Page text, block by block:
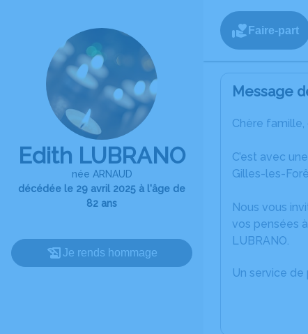
Edith LUBRANO
née ARNAUD
décédée le 29 avril 2025 à l'âge de
82 ans
Je rends hommage
Faire-part
Message
Chère famille,
C’est avec
Gilles-les-
Nous vous
vos pensées
LUBRANO.
Un service de